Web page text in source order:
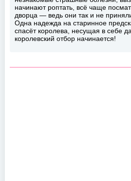
начинают роптать, всё чаще
дворца — ведь они так и не
Одна надежда на старинное
спасёт королева, несущая в себе
королевский отбор начинается!